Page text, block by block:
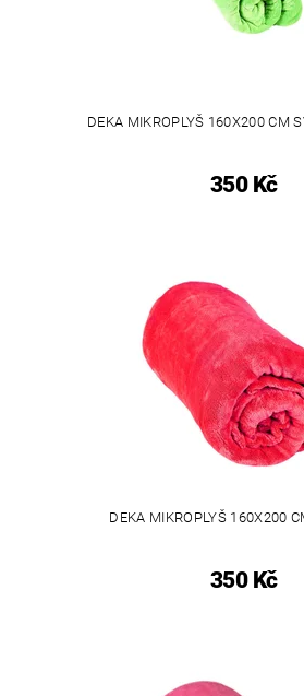
DEKA MIKROPLYŠ 160X200 CM
350 Kč
DEKA MIKROPLYŠ 160X200
350 Kč